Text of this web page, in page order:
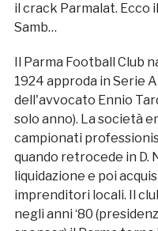
il crack Parmalat. Ecco
Samb…
Il Parma Football Club
1924 approda in Serie
dell'avvocato Ennio
solo anno). La società
campionati
quando retrocede in D.
liquidazione e poi
imprenditori locali. Il
negli anni ‘80